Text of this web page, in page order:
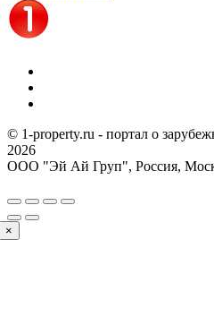
© 1-property.ru - портал о
2026
ООО "Эй Ай Груп", Россия,
×